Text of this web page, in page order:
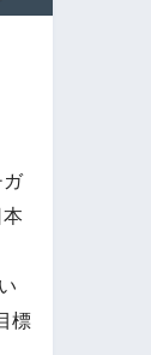
標